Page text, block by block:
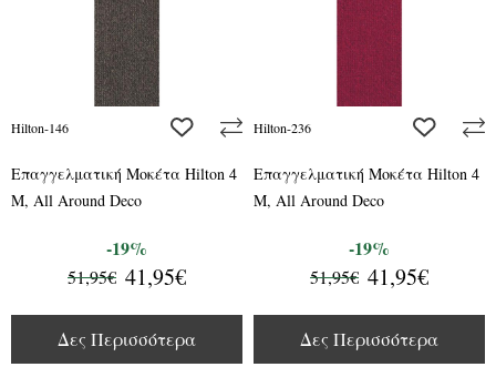
Hilton-146 add to wishlist
Επαγγελματική Μοκέτα Hilton 4
M, All Around Deco
51,95€ 41,95€
-19%
Δες Περισσότερα
Hilton-236 add to
Επαγγελματική Μοκέτα Hilton 4
M, All Around Deco
51,95€ 41,95€
-19%
Δες Περισσότερα